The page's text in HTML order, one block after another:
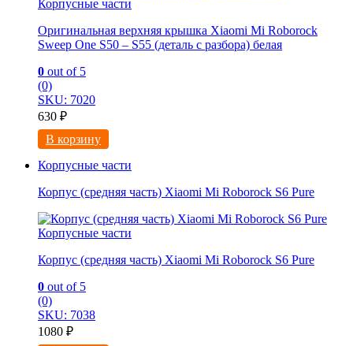
Корпусные части
Оригинальная верхняя крышка Xiaomi Mi Roborock
Sweep One S50 – S55 (деталь с разбора) белая
0 out of 5
(0)
SKU: 7020
630 ₽
В корзину
Корпусные части
Корпус (средняя часть) Xiaomi Mi Roborock S6 Pure
Корпусные части
Корпус (средняя часть) Xiaomi Mi Roborock S6 Pure
0 out of 5
(0)
SKU: 7038
1080 ₽